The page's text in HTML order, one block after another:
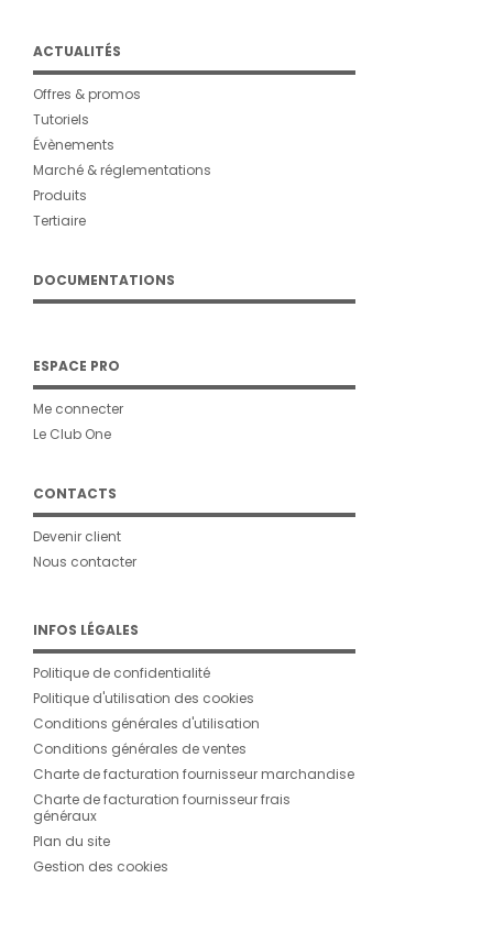
ACTUALITÉS
Offres & promos
Tutoriels
Évènements
Marché & réglementations
Produits
Tertiaire
DOCUMENTATIONS
ESPACE PRO
Me connecter
Le Club One
CONTACTS
Devenir client
Nous contacter
INFOS LÉGALES
Politique de confidentialité
Politique d'utilisation des cookies
Conditions générales d'utilisation
Conditions générales de ventes
Charte de facturation fournisseur marchandise
Charte de facturation fournisseur frais
généraux
Plan du site
Gestion des cookies